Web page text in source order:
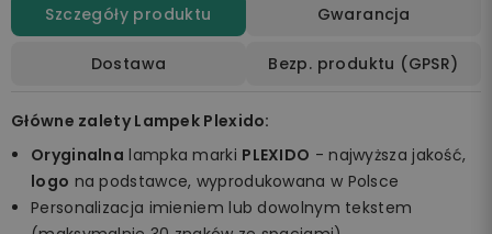
Szczegóły produktu Gwarancja
Dostawa Bezp. produktu (GPSR)
Główne zalety Lampek Plexido:
Oryginalna lampka marki PLEXIDO - najwyższa jakość,
logo na podstawce, wyprodukowana w Polsce
Personalizacja imieniem lub dowolnym tekstem